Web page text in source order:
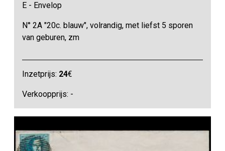
E - Envelop
N° 2A "20c. blauw", volrandig, met liefst 5 sporen
van geburen, zm
Inzetprijs: 24€
Verkoopprijs: -